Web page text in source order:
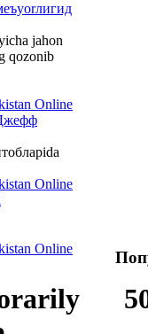
jahon
qozonib
Online
Online
Online